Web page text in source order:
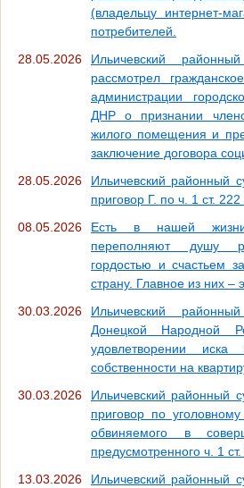
(владельцу интернет-
потребителей.
28.05.2026
Ильичевский
рассмотрел
администрации
ДНР о признании
жилого помещения и
заключение договора
28.05.2026
Ильичевский районный
приговор Г. по ч. 1 ст.
08.05.2026
Есть в нашей
переполняют душу
гордостью и счастьем
страну. Главное из них –
30.03.2026
Ильичевский
Донецкой Народной
удовлетворении
собственности на
30.03.2026
Ильичевский районный
приговор по
обвиняемого в
предусмотренного ч. 1
13.03.2026
Ильичевский районный